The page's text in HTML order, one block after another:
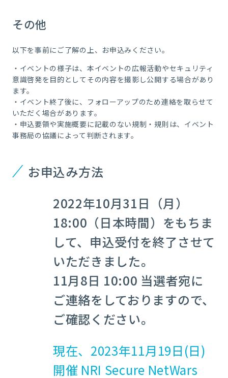
その他
以下を事前にご了解の上、お申込みください。
・イベントの様子は、本イベントの広報活動やセキュリティ
意識啓発を目的としてその内容を撮影し公開する場合があり
ます。
・イベント終了後に、フォローアップのため連絡を取らせて
いただく場合があります。
・申込要領や実施概要に記載のない規制・規則は、イベント
事務局の協議によって判断されます。
お申込み方法
2022年10月31日（月）
18:00（日本時間）をもちま
して、申込受付を終了させて
いただきました。
11月8日 10:00 当選者宛に
ご連絡をしておりますので、
ご確認ください。
現在、 2023年11月19日(日)
開催 NRI Secure NetWars